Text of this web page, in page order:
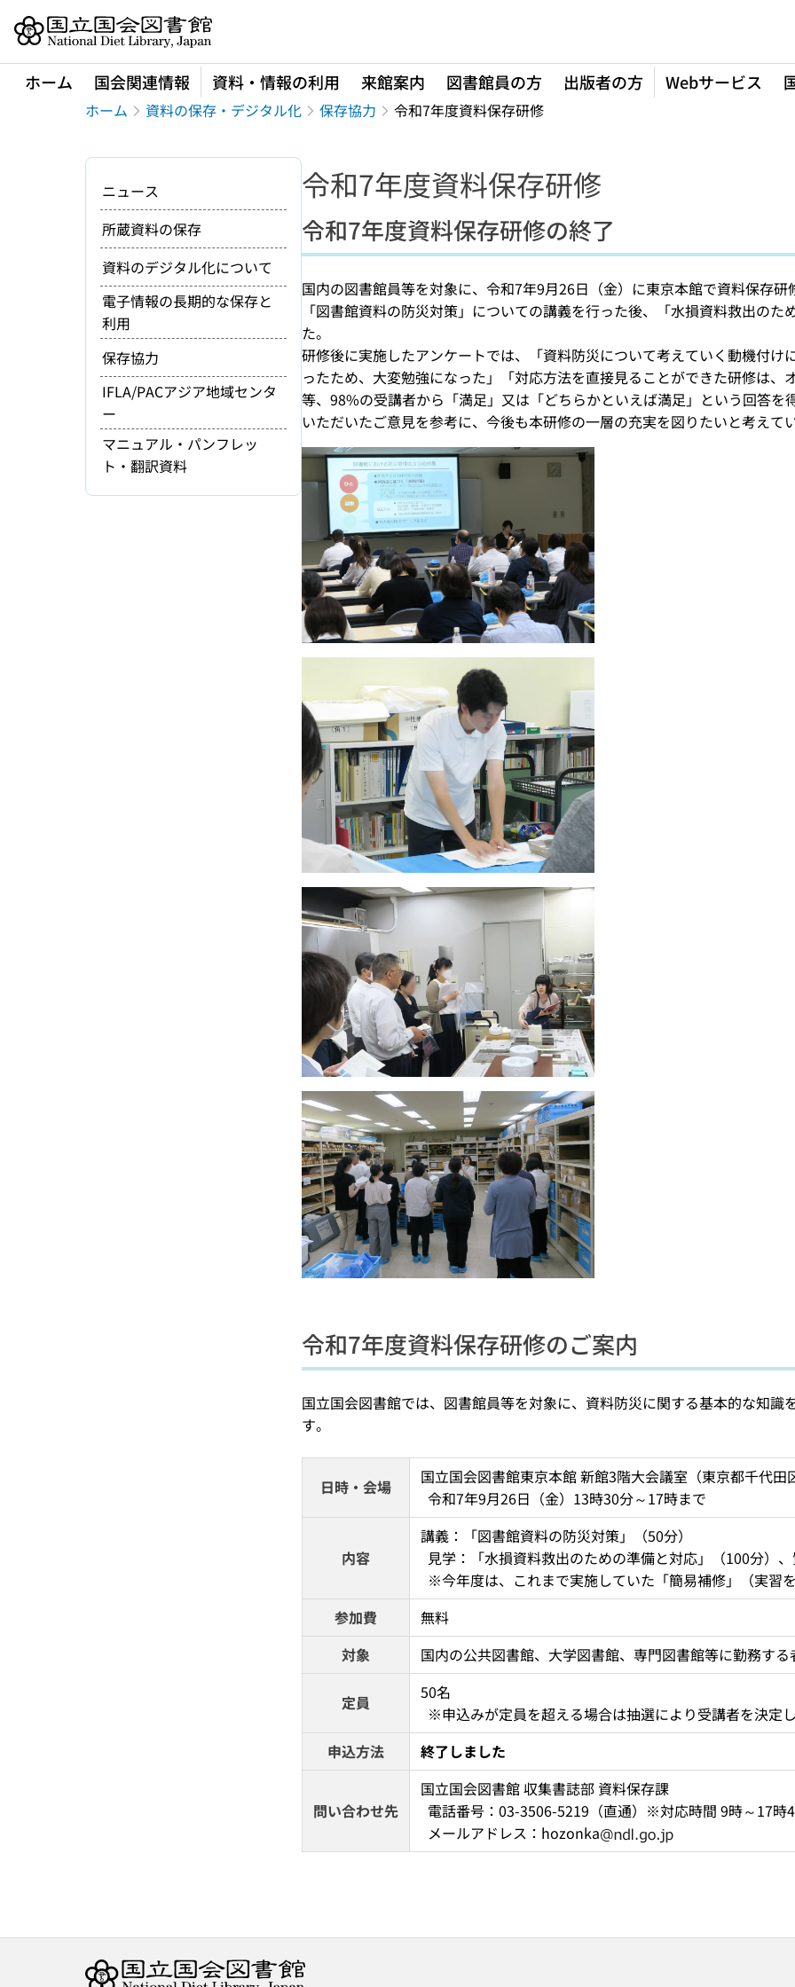
本文へ移動
ホーム 国会関連情報 資料・情報の利用 来館案内 図書館員の方 出版者の方 Webサービス
ホーム 資料の保存・デジタル化 保存協力 令和7年度資料保存研修
令和7年度資料保存研修
令和7年度資料保存研修の終了
国内の図書館員等を対象に、令和7年9月26日（金）に東京本館で資料保存研
「図書館資料の防災対策」についての講義を行った後、「水損資料救出の
た。
研修後に実施したアンケートでは、「資料防災について考えていく動機付
ったため、大変勉強になった」「対応方法を直接見ることができた研修は、
等、98%の受講者から「満足」又は「どちらかといえば満足」という回答を
いただいたご意見を参考に、今後も本研修の一層の充実を図りたいと考えてい
令和7年度資料保存研修のご案内
国立国会図書館では、図書館員等を対象に、資料防災に関する基本的な知識
す。
日時・会場
国立国会図書館東京本館 新館3階大会議室（東京都千代田
  令和7年9月26日（金）13時30分～17時まで
内容
講義：「図書館資料の防災対策」（50分）
見学：「水損資料救出のための準備と対応」（100分）
※今年度は、これまで実施していた「簡易補修」（実習
参加費
無料
対象
国内の公共図書館、大学図書館、専門図書館等に勤務する
定員
50名
※申込みが定員を超える場合は抽選により受講者を決定し
申込方法
終了しました
問い合わせ先
国立国会図書館 収集書誌部 資料保存課
電話番号：03-3506-5219（直通）※対応時間 9時～17時
  メールアドレス：hozonka
ニュース
所蔵資料の保存
資料のデジタル化について
電子情報の長期的な保存と
利用
保存協力
IFLA/PACアジア地域センタ
ー
マニュアル・パンフレッ
ト・翻訳資料